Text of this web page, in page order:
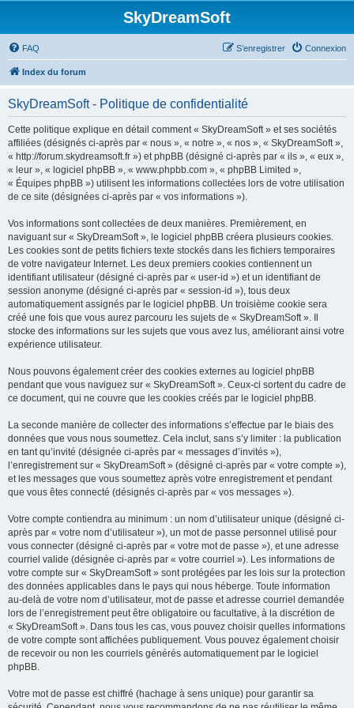
SkyDreamSoft
FAQ Connexion
S’enregistrer
Index du forum
SkyDreamSoft - Politique de confidentialité
Cette politique explique en détail comment « SkyDreamSoft » et ses sociétés
affiliées (désignés ci-après par « nous », « notre », « nos », « SkyDreamSoft »,
« http://forum.skydreamsoft.fr ») et phpBB (désigné ci-après par « ils », « eux »,
« leur », « logiciel phpBB », « www.phpbb.com », « phpBB Limited »,
« Équipes phpBB ») utilisent les informations collectées lors de votre utilisation
de ce site (désignées ci-après par « vos informations »).
Vos informations sont collectées de deux manières. Premièrement, en
naviguant sur « SkyDreamSoft », le logiciel phpBB créera plusieurs cookies.
Les cookies sont de petits fichiers texte stockés dans les fichiers temporaires
de votre navigateur Internet. Les deux premiers cookies contiennent un
identifiant utilisateur (désigné ci-après par « user-id ») et un identifiant de
session anonyme (désigné ci-après par « session-id »), tous deux
automatiquement assignés par le logiciel phpBB. Un troisième cookie sera
créé une fois que vous aurez parcouru les sujets de « SkyDreamSoft ». Il
stocke des informations sur les sujets que vous avez lus, améliorant ainsi votre
expérience utilisateur.
Nous pouvons également créer des cookies externes au logiciel phpBB
pendant que vous naviguez sur « SkyDreamSoft ». Ceux-ci sortent du cadre de
ce document, qui ne couvre que les cookies créés par le logiciel phpBB.
La seconde manière de collecter des informations s’effectue par le biais des
données que vous nous soumettez. Cela inclut, sans s’y limiter : la publication
en tant qu’invité (désignée ci-après par « messages d’invités »),
l’enregistrement sur « SkyDreamSoft » (désigné ci-après par « votre compte »),
et les messages que vous soumettez après votre enregistrement et pendant
que vous êtes connecté (désignés ci-après par « vos messages »).
Votre compte contiendra au minimum : un nom d’utilisateur unique (désigné ci-
après par « votre nom d’utilisateur »), un mot de passe personnel utilisé pour
vous connecter (désigné ci-après par « votre mot de passe »), et une adresse
courriel valide (désignée ci-après par « votre courriel »). Les informations de
votre compte sur « SkyDreamSoft » sont protégées par les lois sur la protection
des données applicables dans le pays qui nous héberge. Toute information
au-delà de votre nom d’utilisateur, mot de passe et adresse courriel demandée
lors de l’enregistrement peut être obligatoire ou facultative, à la discrétion de
« SkyDreamSoft ». Dans tous les cas, vous pouvez choisir quelles informations
de votre compte sont affichées publiquement. Vous pouvez également choisir
de recevoir ou non les courriels générés automatiquement par le logiciel
phpBB.
Votre mot de passe est chiffré (hachage à sens unique) pour garantir sa